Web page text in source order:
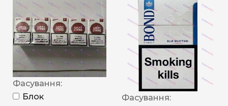
Фасування:
Блок
Фасування: